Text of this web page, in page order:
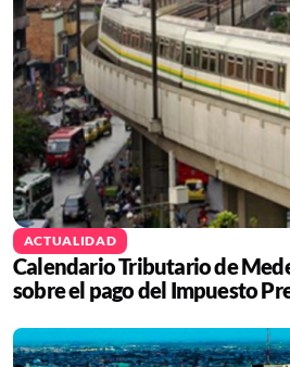
ACTUALIDAD
Calendario Tributario de
sobre el pago del Impuesto